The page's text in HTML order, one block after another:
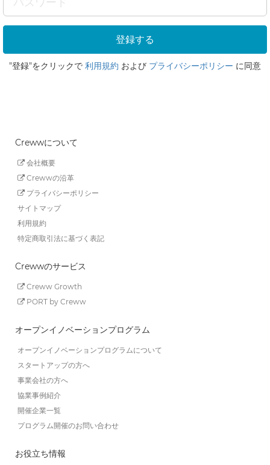
"登録"をクリックで 利用規約 および プライバシーポリシー に同意
Crewwについて
会社概要
Crewwの沿革
プライバシーポリシー
サイトマップ
利用規約
特定商取引法に基づく表記
Crewwのサービス
Creww Growth
PORT by Creww
オープンイノベーションプログラム
オープンイノベーションプログラムについて
スタートアップの方へ
事業会社の方へ
協業事例紹介
開催企業一覧
プログラム開催のお問い合わせ
お役立ち情報